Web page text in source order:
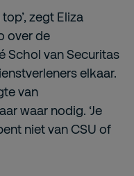
zegt Eliza
over de
Schol van Securitas
elkaar.
van
waar nodig. ‘Je
niet van CSU of